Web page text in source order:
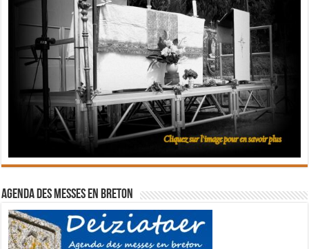
Agenda des messes en breton